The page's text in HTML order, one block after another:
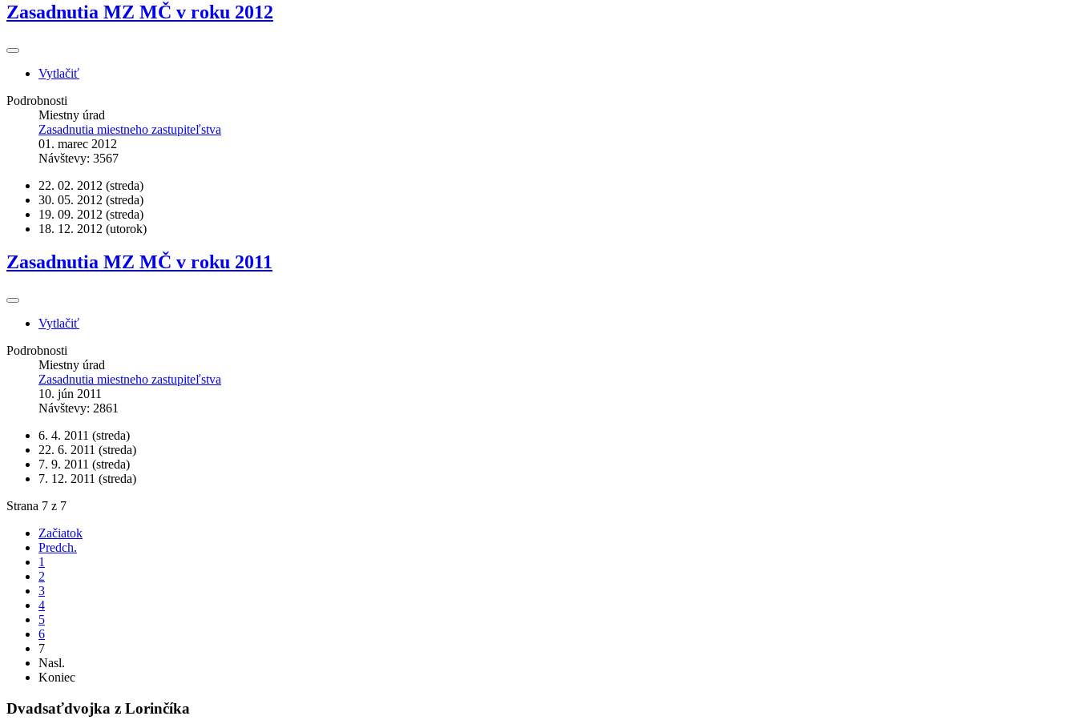
Zasadnutia MZ MČ v roku 2012
Vytlačiť
Podrobnosti
Miestny úrad
Zasadnutia miestneho zastupiteľstva
01. marec 2012
Návštevy: 3567
22. 02. 2012 (streda)
30. 05. 2012 (streda)
19. 09. 2012 (streda)
18. 12. 2012 (utorok)
Zasadnutia MZ MČ v roku 2011
Vytlačiť
Podrobnosti
Miestny úrad
Zasadnutia miestneho zastupiteľstva
10. jún 2011
Návštevy: 2861
6. 4. 2011 (streda)
22. 6. 2011 (streda)
7. 9. 2011 (streda)
7. 12. 2011 (streda)
Strana 7 z 7
Začiatok
Predch.
1
2
3
4
5
6
7
Nasl.
Koniec
Dvadsaťdvojka z Lorinčíka